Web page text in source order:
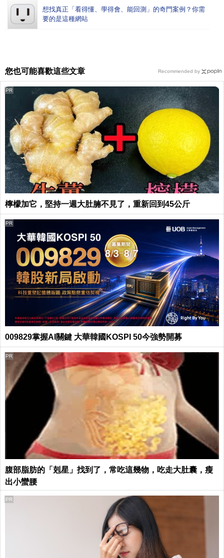
想找真正「看得懂、學得會、能回測」的奇門案例？你需
要的是這種網站
您也可能喜歡這些文章
檸檬加它，堅持一週大肚腩不見了，重新回到45公斤
PR
009829掌握AI關鍵 大華韓國KOSPI 50今強勢開募
PR
腹部脂肪的「剋星」找到了，常吃這幾物，吃走大肚囊，瘦
出小蠻腰
PR
PR
Recommended by